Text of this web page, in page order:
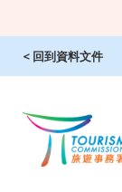
< 回到資料文件